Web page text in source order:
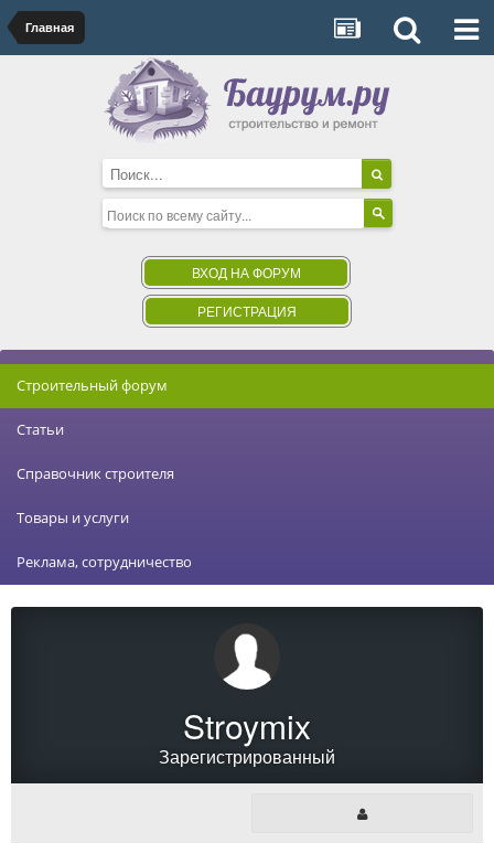
Главная
ВХОД НА ФОРУМ
РЕГИСТРАЦИЯ
Строительный форум
Статьи
Справочник строителя
Товары и услуги
Реклама, сотрудничество
Stroymix
Зарегистрированный